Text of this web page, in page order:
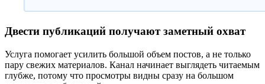
Двести публикаций получают заметный охват
Услуга помогает усилить большой объем постов, а не только
пару свежих материалов. Канал начинает выглядеть читаемым
глубже, потому что просмотры видны сразу на большом